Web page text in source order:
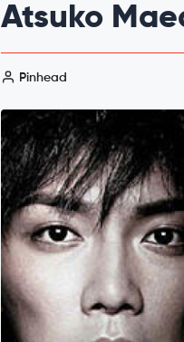
Atsuko
Pinhead